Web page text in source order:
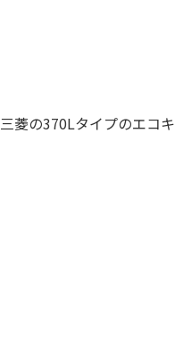
菱の370Lタイプのエコキ